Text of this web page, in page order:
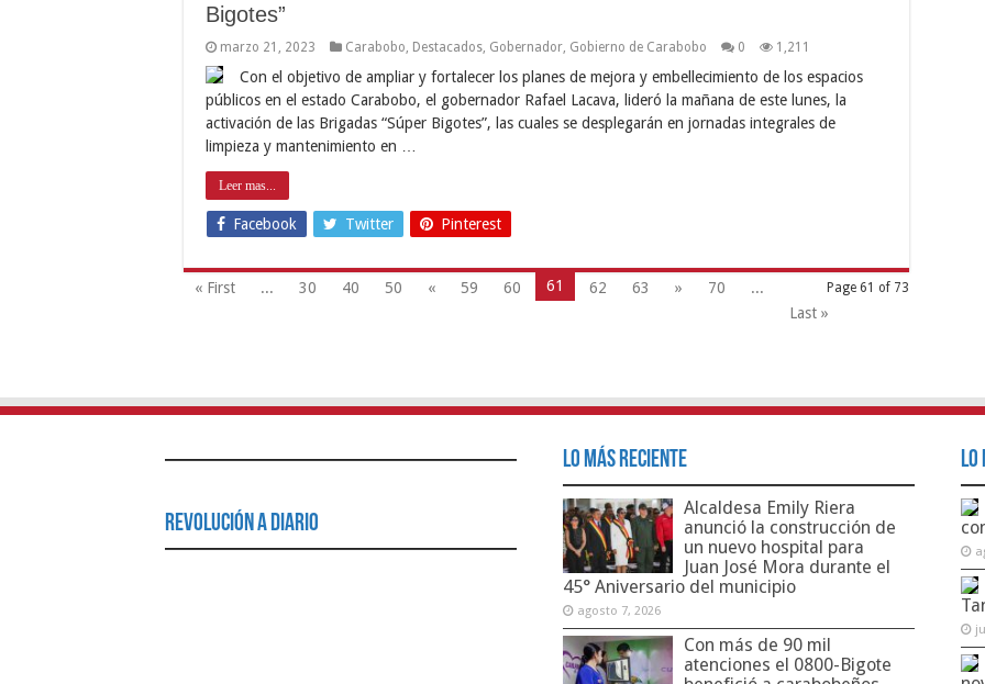
Bigotes”
marzo 21, 2023 Carabobo Destacados Gobernador Gobierno de Carabobo 0 1,211
Con el objetivo de ampliar y fortalecer los planes de mejora y embellecimiento de los espacios
públicos en el estado Carabobo, el gobernador Rafael Lacava, lideró la mañana de este lunes, la
activación de las Brigadas “Súper Bigotes”, las cuales se desplegarán en jornadas integrales de
limpieza y mantenimiento en …
Leer mas...
Facebook Twitter Pinterest
Page 61 of 73
« First ... 30 40 50 « 59 60 61 62 63 » 70
...
Last »
Revolución a Diario
Lo Más Reciente
Alcaldesa Emily Riera
anunció la construcción de
un nuevo hospital para
Juan José Mora durante el
45° Aniversario del municipio
agosto 7, 2026
Con más de 90 mil
atenciones el 0800-Bigote